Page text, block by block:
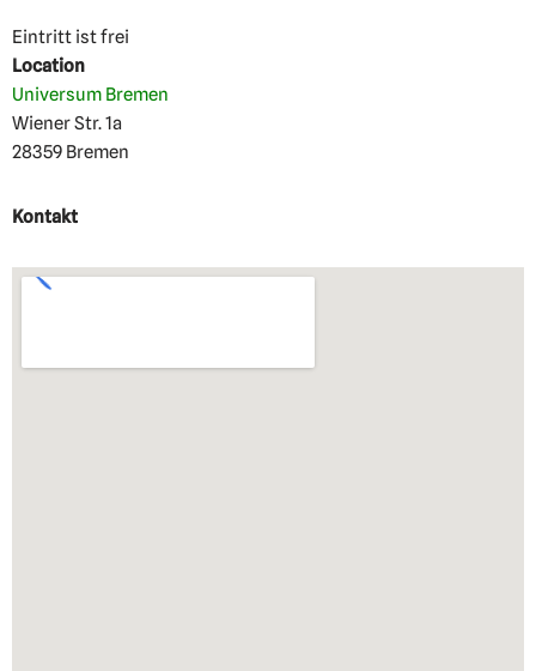
Eintritt ist frei
Location
Universum Bremen
Wiener Str. 1a
28359 Bremen
Kontakt